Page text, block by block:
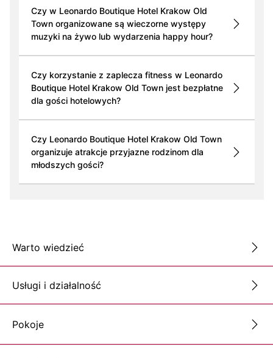
Czy w Leonardo Boutique Hotel Krakow Old
Town organizowane są wieczorne występy
muzyki na żywo lub wydarzenia happy hour?
Czy korzystanie z zaplecza fitness w Leonardo
Boutique Hotel Krakow Old Town jest bezpłatne
dla gości hotelowych?
Czy Leonardo Boutique Hotel Krakow Old Town
organizuje atrakcje przyjazne rodzinom dla
młodszych gości?
Warto wiedzieć
Usługi i działalność
Pokoje